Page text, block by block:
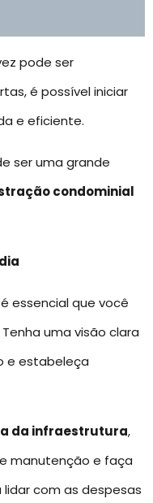
pode ser
é possível iniciar
e eficiente.
ser uma grande
condominial
essencial que você
uma visão clara
e estabeleça
da infraestrutura,
manutenção e faça
com as despesas